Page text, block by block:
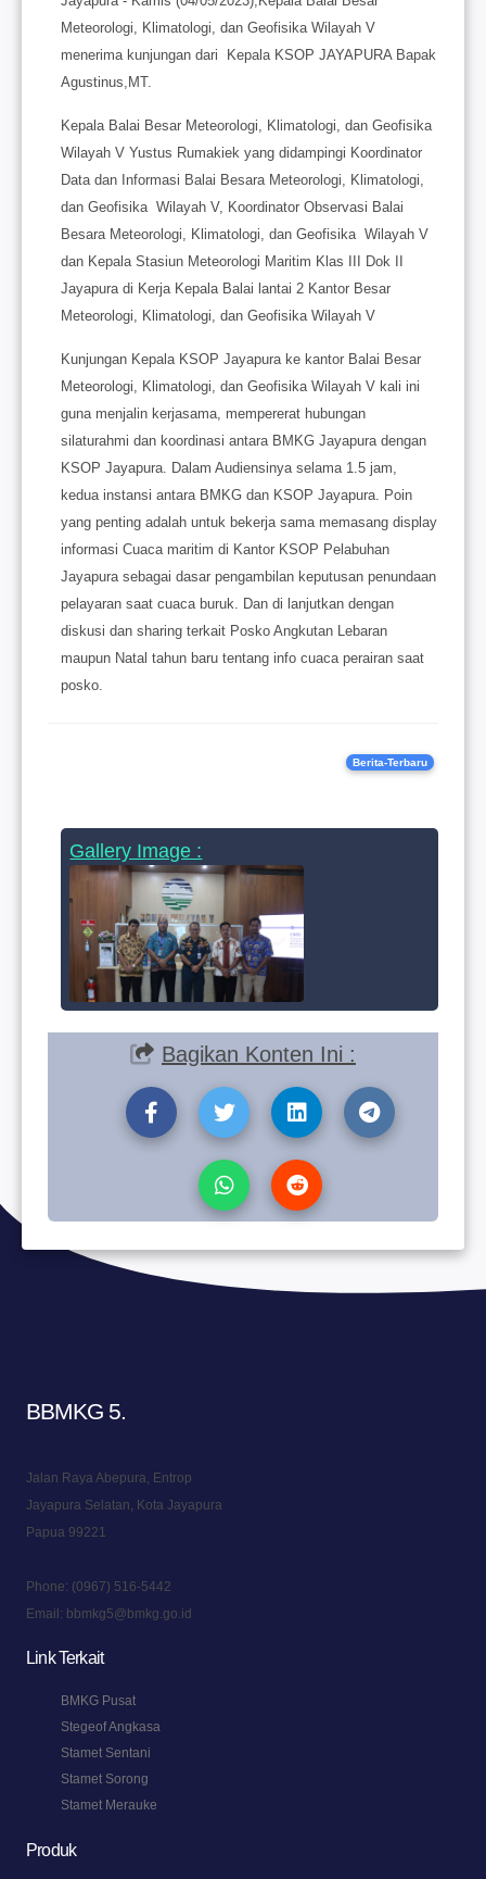
Meteorologi, Klimatologi, dan Geofisika Wilayah V
menerima kunjungan dari Kepala KSOP JAYAPURA Bapak
Agustinus,MT.
Kepala Balai Besar Meteorologi, Klimatologi, dan Geofisika
Wilayah V Yustus Rumakiek yang didampingi Koordinator
Data dan Informasi Balai Besara Meteorologi, Klimatologi,
dan Geofisika Wilayah V, Koordinator Observasi Balai
Besara Meteorologi, Klimatologi, dan Geofisika Wilayah V
dan Kepala Stasiun Meteorologi Maritim Klas III Dok II
Jayapura di Kerja Kepala Balai lantai 2 Kantor Besar
Meteorologi, Klimatologi, dan Geofisika Wilayah V
Kunjungan Kepala KSOP Jayapura ke kantor Balai Besar
Meteorologi, Klimatologi, dan Geofisika Wilayah V kali ini
guna menjalin kerjasama, mempererat hubungan
silaturahmi dan koordinasi antara BMKG Jayapura dengan
KSOP Jayapura. Dalam Audiensinya selama 1.5 jam,
kedua instansi antara BMKG dan KSOP Jayapura. Poin
yang penting adalah untuk bekerja sama memasang display
informasi Cuaca maritim di Kantor KSOP Pelabuhan
Jayapura sebagai dasar pengambilan keputusan penundaan
pelayaran saat cuaca buruk. Dan di lanjutkan dengan
diskusi dan sharing terkait Posko Angkutan Lebaran
maupun Natal tahun baru tentang info cuaca perairan saat
posko.
Berita-Terbaru
Gallery Image :
Bagikan Konten Ini :
BBMKG 5.
Jalan Raya Abepura, Entrop
Jayapura Selatan, Kota Jayapura
Papua 99221
Phone: (0967) 516-5442
Email: bbmkg5@bmkg.go.id
Link Terkait
BMKG Pusat
Stegeof Angkasa
Stamet Sentani
Stamet Sorong
Stamet Merauke
Produk